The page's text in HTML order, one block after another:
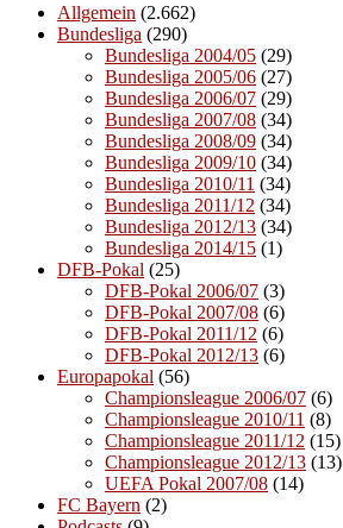
Allgemein (2.662)
Bundesliga (290)
Bundesliga 2004/05 (29)
Bundesliga 2005/06 (27)
Bundesliga 2006/07 (29)
Bundesliga 2007/08 (34)
Bundesliga 2008/09 (34)
Bundesliga 2009/10 (34)
Bundesliga 2010/11 (34)
Bundesliga 2011/12 (34)
Bundesliga 2012/13 (34)
Bundesliga 2014/15 (1)
DFB-Pokal (25)
DFB-Pokal 2006/07 (3)
DFB-Pokal 2007/08 (6)
DFB-Pokal 2011/12 (6)
DFB-Pokal 2012/13 (6)
Europapokal (56)
Championsleague 2006/07 (6)
Championsleague 2010/11 (8)
Championsleague 2011/12 (15)
Championsleague 2012/13 (13)
UEFA Pokal 2007/08 (14)
FC Bayern (2)